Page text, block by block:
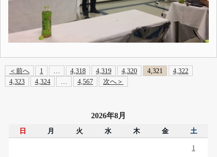
＜前へ 1 4,318 4,319 4,320 4,321
4,322
4,323
4,324 4,567 次へ＞
2026年8月
日 月 火 水 木 金 土
1